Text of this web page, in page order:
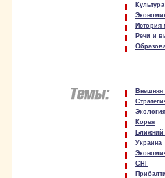
Культура
История
Речи и
Внешняя
Экология
Корея
Ближний
Украина
СНГ